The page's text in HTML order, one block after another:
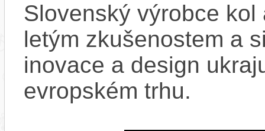
Slovenský výrobce
letým zkušenostem a
inovace a design
evropském trhu.